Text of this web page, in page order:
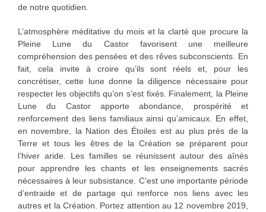
de notre quotidien.
L’atmosphère méditative du mois et la clarté que procure la
Pleine Lune du Castor favorisent une meilleure
compréhension des pensées et des rêves subconscients. En
fait, cela invite à croire qu’ils sont réels et, pour les
concrétiser, cette lune donne la diligence nécessaire pour
respecter les objectifs qu’on s’est fixés. Finalement, la Pleine
Lune du Castor apporte abondance, prospérité et
renforcement des liens familiaux ainsi qu’amicaux. En effet,
en novembre, la Nation des Étoiles est au plus près de la
Terre et tous les êtres de la Création se préparent pour
l’hiver aride. Les familles se réunissent autour des aînés
pour apprendre les chants et les enseignements sacrés
nécessaires à leur subsistance. C’est une importante période
d’entraide et de partage qui renforce nos liens avec les
autres et la Création. Portez attention au 12 novembre 2019,